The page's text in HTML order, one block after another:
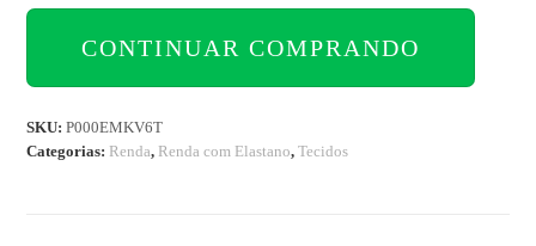
CONTINUAR COMPRANDO
SKU:P000EMKV6T
Categorias: Renda, Renda com Elastano,Tecidos